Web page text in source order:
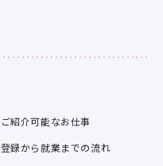
ご紹介可能なお仕事
登録から就業までの流れ